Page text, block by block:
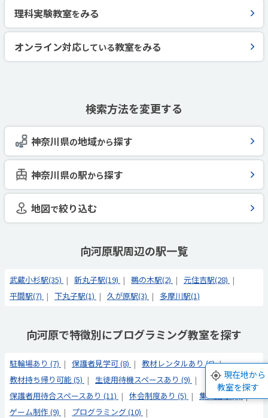
理科実験教室をみる
オンライン対応している教室をみる
検索方法を変更する
神奈川県の地域から探す
神奈川県の駅から探す
地図で絞り込む
向河原駅周辺の駅一覧
武蔵小杉駅(35) 新丸子駅(19) 鵜の木駅(2)
元住吉駅(28)
平間駅(7)
下丸子駅(1) 久が原駅(3) 多摩川駅(1)
向河原で特徴別にプログラミング教室を探す
駐輪場あり (7) 保護者見学可 (8)
教材レンタルあり (6)
教材持ち帰り可能 (5)
生徒用待機スペースあり (9)
保護者用待合スペースあり (11)
休会制度あり (5)
集団指導 (6)
ゲーム制作 (9)
プログラミング (10)
現在地から
教室を探す